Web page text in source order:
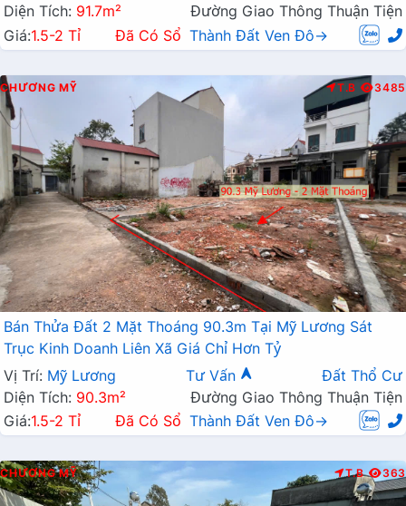
Diện Tích: 91.7m²
Đường Giao Thông Thuận Tiện
Giá:1.5-2 Tỉ Đã Có Sổ Thành Đất Ven Đô→
CHƯƠNG MỸ T.B 3485
Bán Thửa Đất 2 Mặt Thoáng 90.3m Tại Mỹ Lương Sát
Trục Kinh Doanh Liên Xã Giá Chỉ Hơn Tỷ
Vị Trí: Mỹ Lương Tư Vấn
Đất Thổ Cư
Diện Tích: 90.3m²
Đường Giao Thông Thuận Tiện
Giá:1.5-2 Tỉ Đã Có Sổ Thành Đất Ven Đô→
CHƯƠNG MỸ T.B 363